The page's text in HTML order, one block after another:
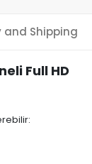
and Shipping
Full HD